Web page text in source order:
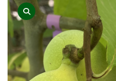
product view